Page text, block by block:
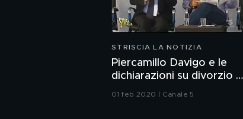
STRISCIA LA NOTIZIA
Piercamillo Davigo e le
dichiarazioni su divorzio e
uxoricidio
01 feb 2020 | Canale 5